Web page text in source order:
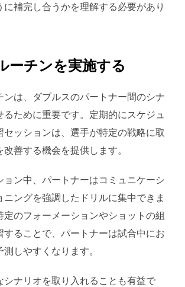
に補完し合うかを理解する必要があり
ーチンを実施する
ンは、ダブルスのパートナー間のシナ
るために重要です。定期的にスケジュ
セッションは、選手が特定の戦略に取
善する機会を提供します。
ョン中、パートナーはコミュニケーシ
ニングを強調したドリルに集中できま
定のフォーメーションやショットの組
することで、パートナーは試合中にお
しやすくなります。
シナリオを取り入れることも有益で